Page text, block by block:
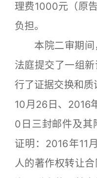
理费1000元（原
负担。
本院二审期间
法庭提交了一组
行了证据交换和
10月26日、2016
0日三封邮件及其
证明：2016年11
人的著作权转让